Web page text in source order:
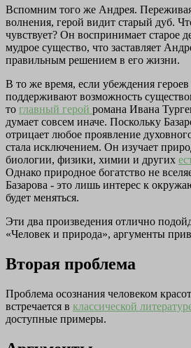
Вспомним того же Андрея.
волнения, герой видит старый дуб.
чувствует? Он воспринимает старое
мудрое существо, что заставляет
правильным решением в его жизни.
В то же время, если убеждения
поддерживают возможность
то главный герой романа Ивана
думает совсем иначе. Поскольку
отрицает любое проявление
стала исключением. Он изучает
биологии, физики, химии и других
Однако природное богатство не
Базарова - это лишь интерес к
будет меняться.
Эти два произведения отлично
«Человек и природа», аргументы
Вторая проблема
Проблема осознания человеком
встречается в классической
доступные примеры.